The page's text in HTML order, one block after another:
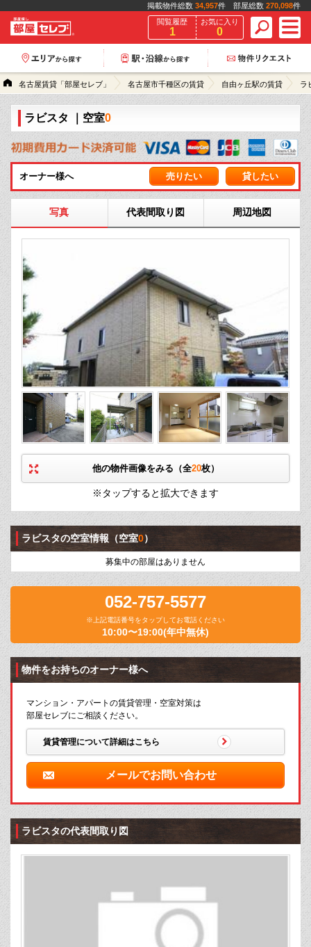
掲載物件総数 34,957件 部屋総数 270,098件
閲覧履歴
1
お気に入り
0
名古屋賃貸「部屋セレブ」 名古屋市千種区の賃貸 自由ヶ丘駅の賃貸 ラ
ラビスタ ｜空室0
オーナー様へ 売りたい 貸したい
写真 代表間取り図 周辺地図
他の物件画像をみる（全20枚）
※タップすると拡大できます
ラビスタの空室情報 （空室0）
募集中の部屋はありません
052-757-5577
※上記電話番号をタップしてお電話ください
10:00〜19:00(年中無休)
物件をお持ちのオーナー様へ
マンション・アパートの賃貸管理・空室対策は
部屋セレブにご相談ください。
賃貸管理について詳細はこちら
メールでお問い合わせ
ラビスタの代表間取り図